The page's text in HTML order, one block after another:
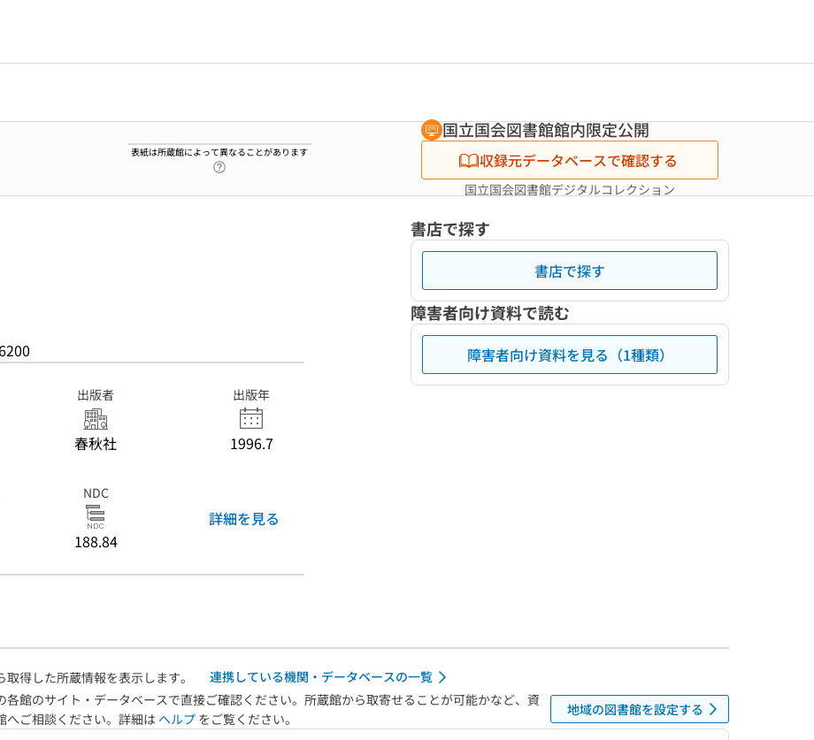
表紙は所蔵館によって異なることがあります
国立国会図書館館内限定公開
収録元データベースで確認する
国立国会図書館デジタルコレクション
出版者
春秋社
出版年
1996.7
NDC
188.84
詳細を見る
書店で探す
書店で探す
障害者向け資料で読む
障害者向け資料を見る（1種類）
得した所蔵情報を表示します。
連携している機関・データベースの一覧
館のサイト・データベースで直接ご確認ください。所蔵館から取寄せることが可能かなど、資
へご相談ください。詳細は ヘルプ をご覧ください。
地域の図書館を設定する